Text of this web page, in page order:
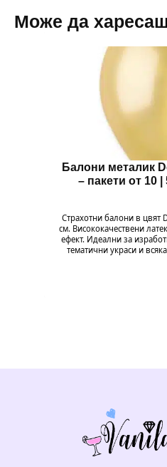
Може да
Балони металик
– пакети от 10
Страхотни балони в цвят
см. Висококачествени
ефект. Идеални за
тематични украси и